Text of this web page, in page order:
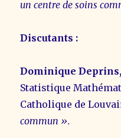
un centre de soins
Discutants :
Dominique Deprins,
Statistique
Catholique de
commun ».